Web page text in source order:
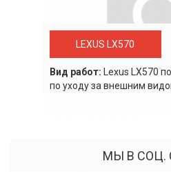
LEXUS LX570
Вид работ: Lexus LХ570
по уходу за внешним
МЫ В СОЦ.